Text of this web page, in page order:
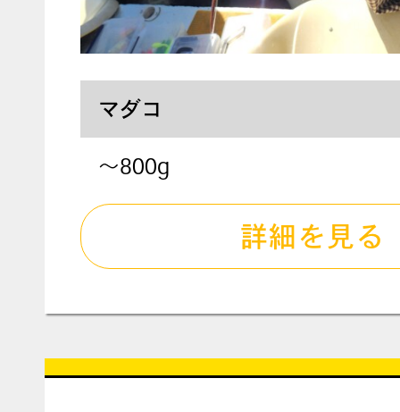
マダコ
～800g
詳細を見る